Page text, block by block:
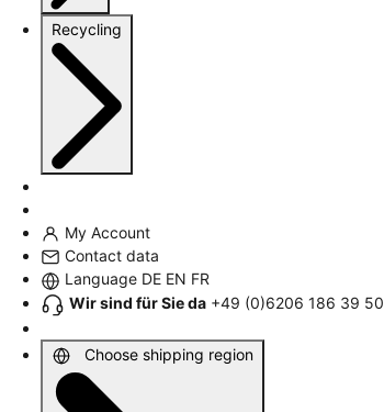
Recycling
My Account
Contact data
Language DE EN FR
Wir sind für Sie da +49 (0)6206 186 39 50
Choose shipping region